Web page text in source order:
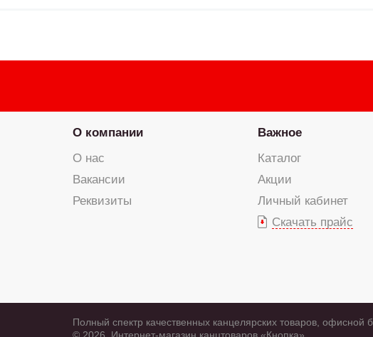
О компании
О нас
Вакансии
Реквизиты
Важное
Каталог
Акции
Личный кабинет
Скачать прайс
Полный спектр качественных канцелярских товаров,